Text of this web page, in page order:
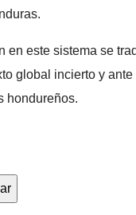
en este sistema se
global incierto y
hondureños.